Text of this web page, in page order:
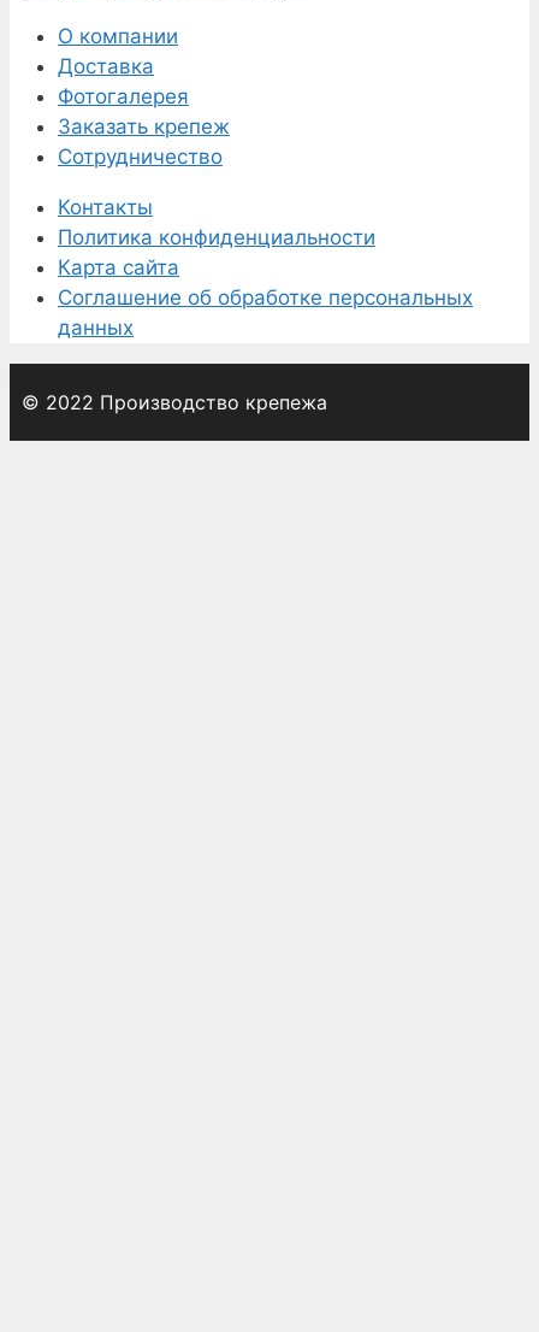
О компании
Доставка
Фотогалерея
Заказать крепеж
Сотрудничество
Контакты
Политика конфиденциальности
Карта сайта
Соглашение об обработке персональных
данных
© 2022 Производство крепежа